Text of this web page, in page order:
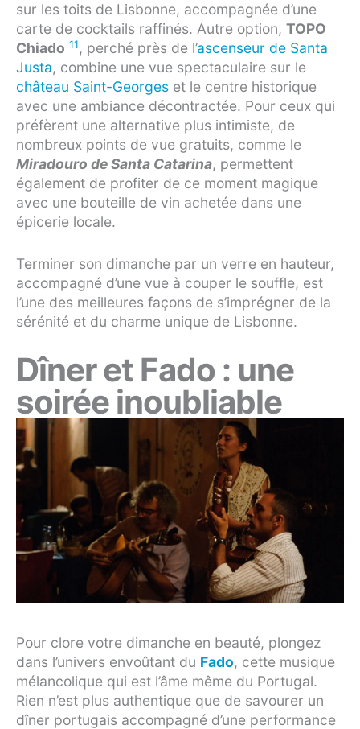
sur les toits de Lisbonne, accompagnée d’une
carte de cocktails raffinés. Autre option, TOPO
Chiado 11, perché près de l’ascenseur de Santa
Justa, combine une vue spectaculaire sur le
château Saint-Georges et le centre historique
avec une ambiance décontractée. Pour ceux qui
préfèrent une alternative plus intimiste, de
nombreux points de vue gratuits, comme le
Miradouro de Santa Catarina, permettent
également de profiter de ce moment magique
avec une bouteille de vin achetée dans une
épicerie locale.
Terminer son dimanche par un verre en hauteur,
accompagné d’une vue à couper le souffle, est
l’une des meilleures façons de s’imprégner de la
sérénité et du charme unique de Lisbonne.
Dîner et Fado : une
soirée inoubliable
Pour clore votre dimanche en beauté, plongez
dans l’univers envoûtant du Fado, cette musique
mélancolique qui est l’âme même du Portugal.
Rien n’est plus authentique que de savourer un
dîner portugais accompagné d’une performance